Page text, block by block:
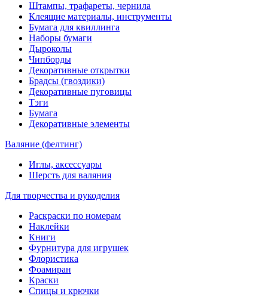
Штампы, трафареты, чернила
Клеящие материалы, инструменты
Бумага для квиллинга
Наборы бумаги
Дыроколы
Чипборды
Декоративные открытки
Брадсы (гвоздики)
Декоративные пуговицы
Тэги
Бумага
Декоративные элементы
Валяние (фелтинг)
Иглы, аксессуары
Шерсть для валяния
Для творчества и рукоделия
Раскраски по номерам
Наклейки
Книги
Фурнитура для игрушек
Флористика
Фоамиран
Краски
Спицы и крючки